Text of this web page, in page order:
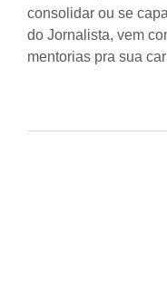
consolidar ou se
do Jornalista, vem
mentorias pra sua